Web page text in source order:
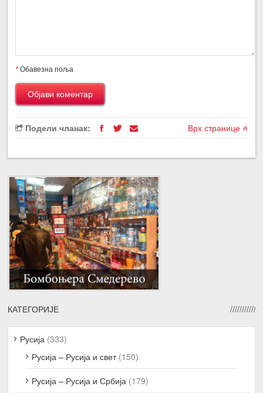
*Обавезна поља
Подели чланак: Врх странице
КАТЕГОРИЈЕ
Русија (333)
Русија – Русија и свет(150)
Русија – Русија и Србија (179)